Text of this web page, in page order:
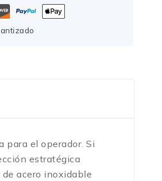
para el operador. Si
estratégica
acero inoxidable